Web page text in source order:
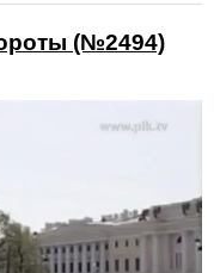
(№2494)